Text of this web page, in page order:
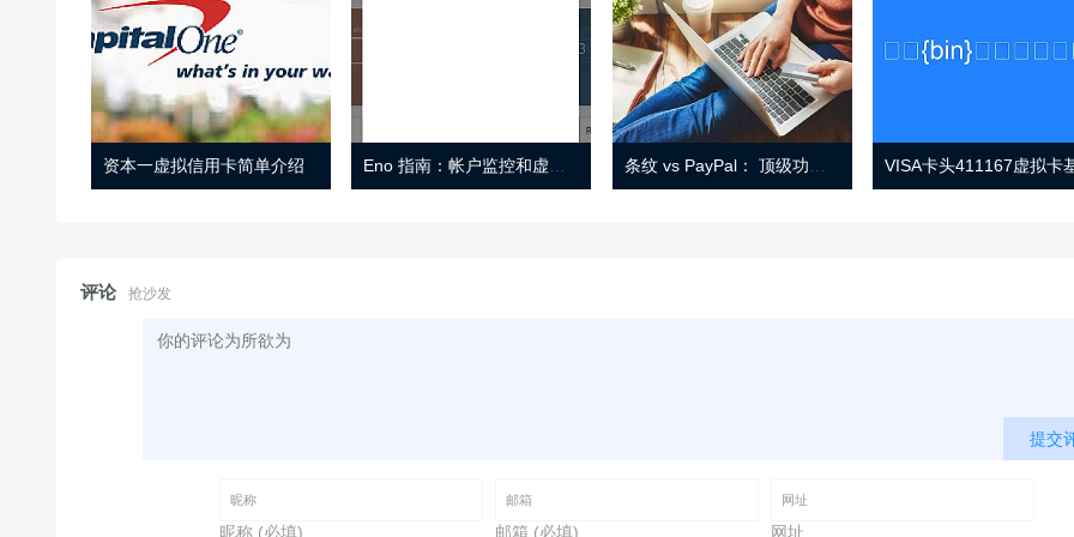
资本一虚拟信用卡简单介绍
评论 抢沙发
提交
昵称 (必填) 邮箱 (必填) 网址